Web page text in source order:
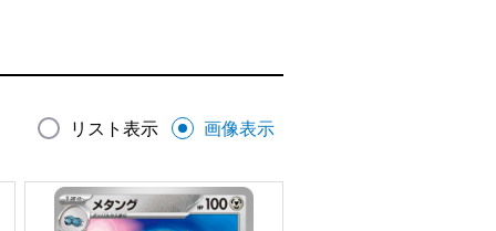
リスト表示 画像表示